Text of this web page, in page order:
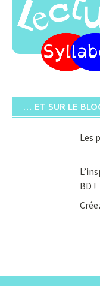
… ET SUR LE
Les
BD !